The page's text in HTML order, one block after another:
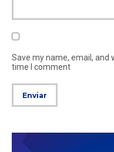
Save my name, email,
time I comment